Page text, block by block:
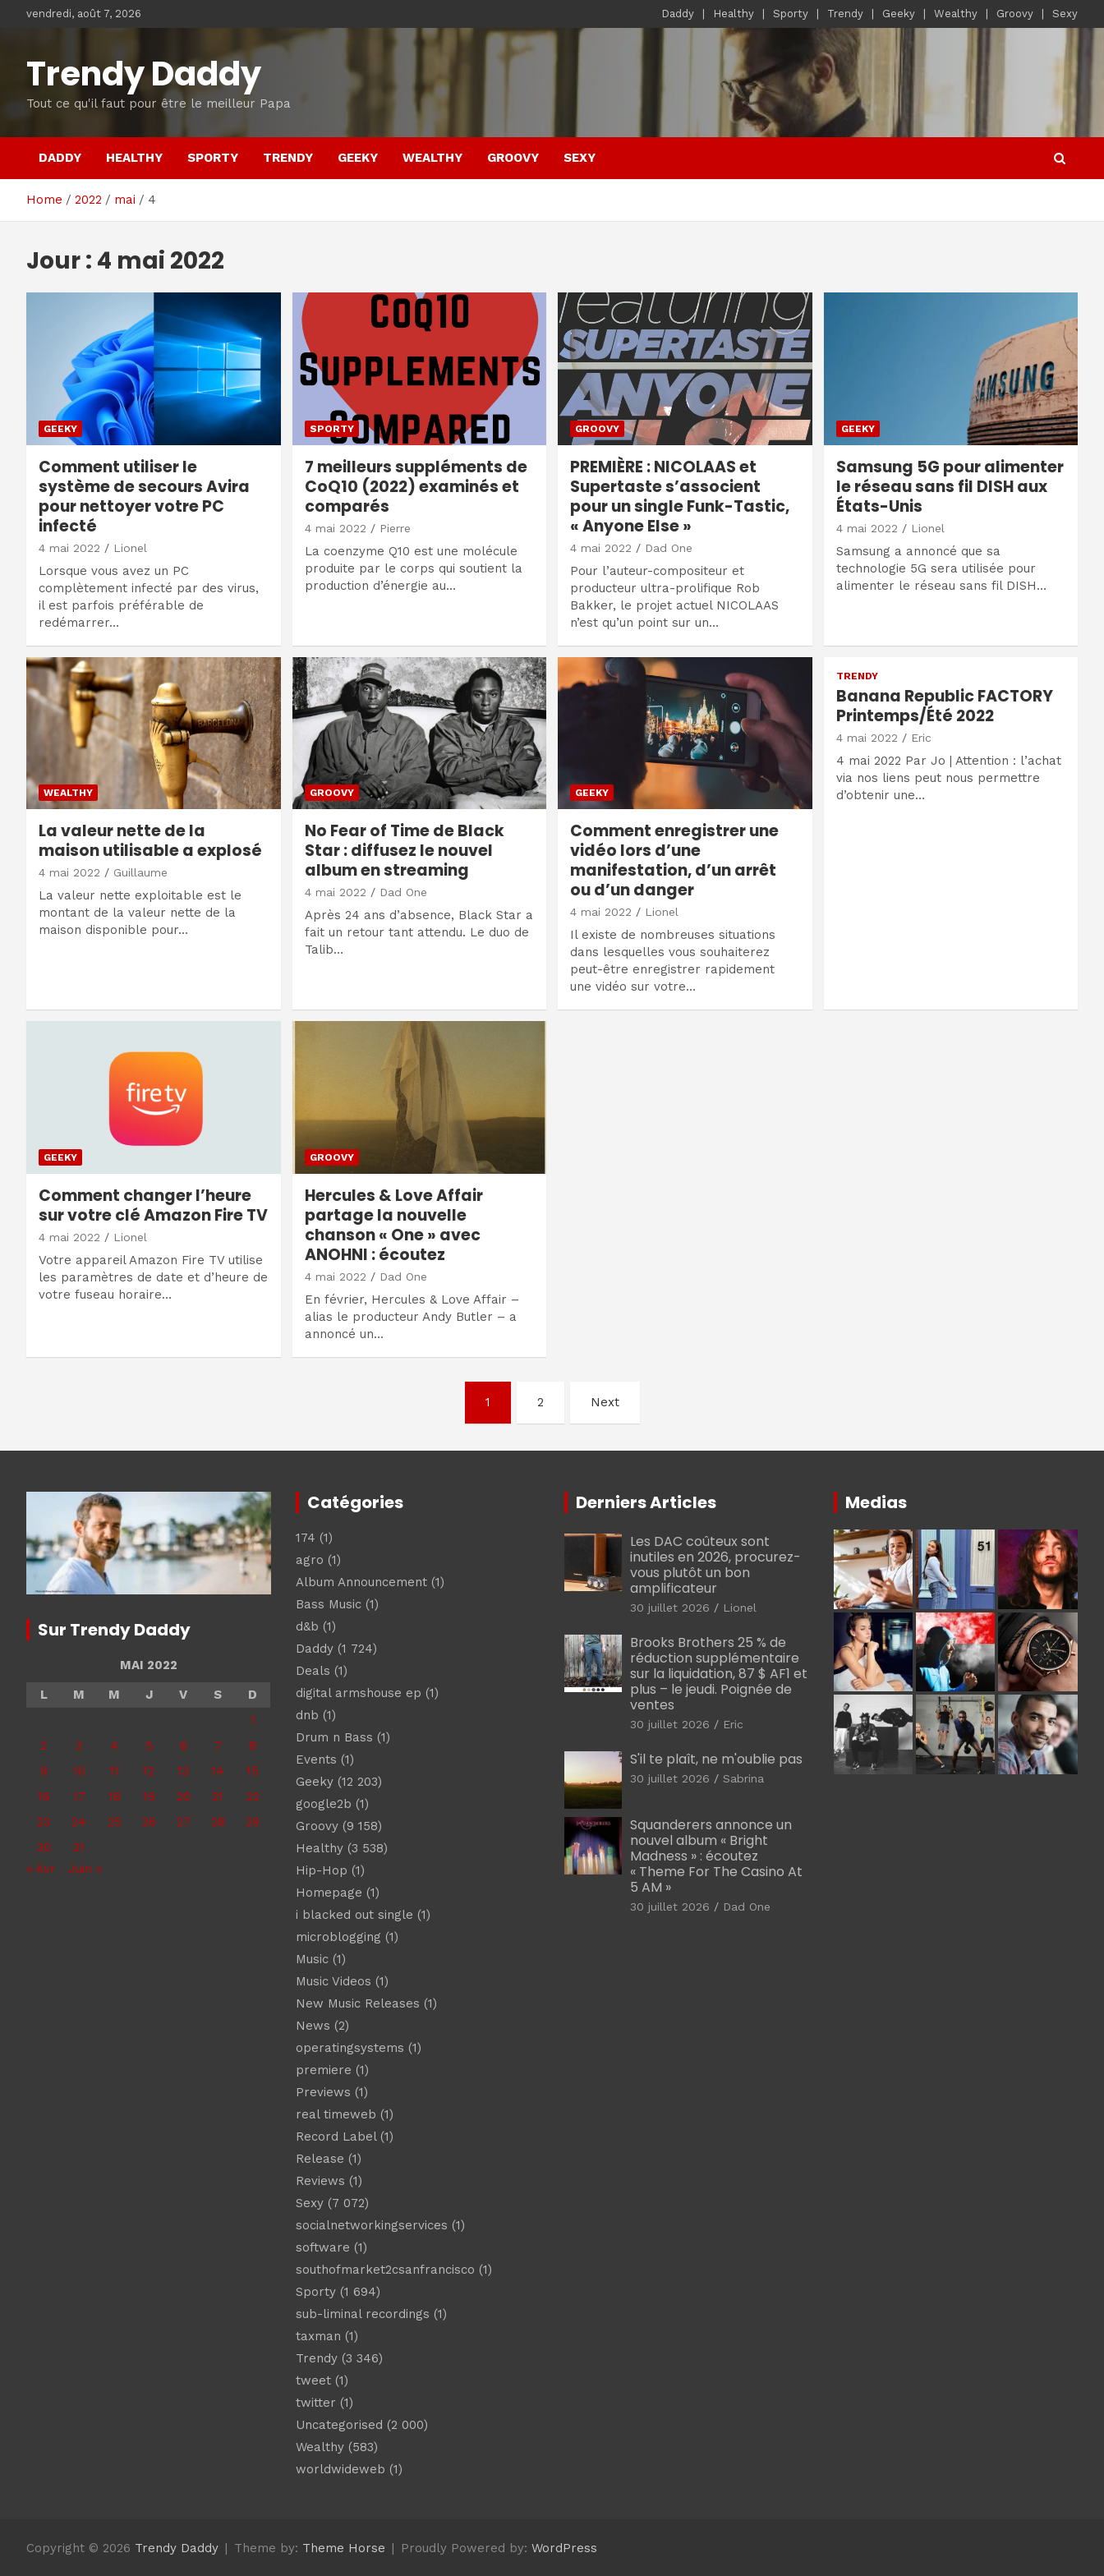
vendredi, août 7, 2026 Daddy Healthy Sporty Trendy Geeky Wealthy Groovy Sexy
Trendy Daddy
Tout ce qu'il faut pour être le meilleur Papa
DADDY HEALTHY SPORTY TRENDY GEEKY WEALTHY GROOVY SEXY
Home 2022 mai 4
Jour : 4 mai 2022
GEEKY
Comment utiliser le
système de secours Avira
pour nettoyer votre PC
infecté
4 mai 2022 Lionel
Lorsque vous avez un PC
complètement infecté par des virus,
il est parfois préférable de
redémarrer…
SPORTY
7 meilleurs suppléments de
CoQ10 (2022) examinés et
comparés
4 mai 2022 Pierre
La coenzyme Q10 est une molécule
produite par le corps qui soutient la
production d’énergie au…
GROOVY
PREMIÈRE : NICOLAAS et
Supertaste s’associent
pour un single Funk-Tastic,
« Anyone Else »
4 mai 2022 Dad One
Pour l’auteur-compositeur et
producteur ultra-prolifique Rob
Bakker, le projet actuel NICOLAAS
n’est qu’un point sur un…
GEEKY
Samsung 5G pour alimenter
le réseau sans fil DISH aux
États-Unis
4 mai 2022 Lionel
Samsung a annoncé que sa
technologie 5G sera utilisée pour
alimenter le réseau sans fil DISH…
WEALTHY
La valeur nette de la
maison utilisable a explosé
4 mai 2022 Guillaume
La valeur nette exploitable est le
montant de la valeur nette de la
maison disponible pour…
GROOVY
No Fear of Time de Black
Star : diffusez le nouvel
album en streaming
4 mai 2022 Dad One
Après 24 ans d’absence, Black Star a
fait un retour tant attendu. Le duo de
Talib…
GEEKY
Comment enregistrer une
vidéo lors d’une
manifestation, d’un arrêt
ou d’un danger
4 mai 2022 Lionel
Il existe de nombreuses situations
dans lesquelles vous souhaiterez
peut-être enregistrer rapidement
une vidéo sur votre…
TRENDY
Banana Republic FACTORY
Printemps/Été 2022
4 mai 2022 Eric
4 mai 2022 Par Jo | Attention : l’achat
via nos liens peut nous permettre
d’obtenir une…
GEEKY
Comment changer l’heure
sur votre clé Amazon Fire TV
4 mai 2022 Lionel
Votre appareil Amazon Fire TV utilise
les paramètres de date et d’heure de
votre fuseau horaire…
GROOVY
Hercules & Love Affair
partage la nouvelle
chanson « One » avec
ANOHNI : écoutez
4 mai 2022 Dad One
En février, Hercules & Love Affair –
alias le producteur Andy Butler – a
annoncé un…
1 2 Next
Sur Trendy Daddy
MAI 2022
L
M M J V S
D
1
2
3 4 5 6 7
8
9
10 11 12 13 14
15
16
17 18 19 20 21
22
23
24 25 26 27 28
29
30
31
« Avr
Juin »
Catégories
174 (1)
agro (1)
Album Announcement(1)
Bass Music(1)
d&b (1)
Daddy(1 724)
Deals (1)
digital armshouse ep (1)
dnb (1)
Drum n Bass (1)
Events (1)
Geeky(12 203)
google2b (1)
Groovy(9 158)
Healthy(3 538)
Hip-Hop (1)
Homepage (1)
i blacked out single (1)
microblogging (1)
Music(1)
Music Videos (1)
New Music Releases (1)
News (2)
operatingsystems (1)
premiere (1)
Previews (1)
real timeweb (1)
Record Label(1)
Release (1)
Reviews (1)
Sexy(7 072)
socialnetworkingservices (1)
software (1)
southofmarket2csanfrancisco (1)
Sporty(1 694)
sub-liminal recordings (1)
taxman (1)
Trendy(3 346)
tweet(1)
twitter (1)
Uncategorised (2 000)
Wealthy(583)
worldwideweb (1)
Derniers Articles
Les DAC coûteux sont
inutiles en 2026, procurez-
vous plutôt un bon
amplificateur
30 juillet 2026 Lionel
Brooks Brothers 25 % de
réduction supplémentaire
sur la liquidation, 87 $ AF1 et
plus – le jeudi. Poignée de
ventes
30 juillet 2026 Eric
S'il te plaît, ne m'oublie pas
30 juillet 2026 Sabrina
Squanderers annonce un
nouvel album « Bright
Madness » : écoutez
« Theme For The Casino At
5 AM »
30 juillet 2026 Dad One
Medias
Copyright © 2026 Trendy Daddy Theme by: Theme Horse Proudly Powered by: WordPress